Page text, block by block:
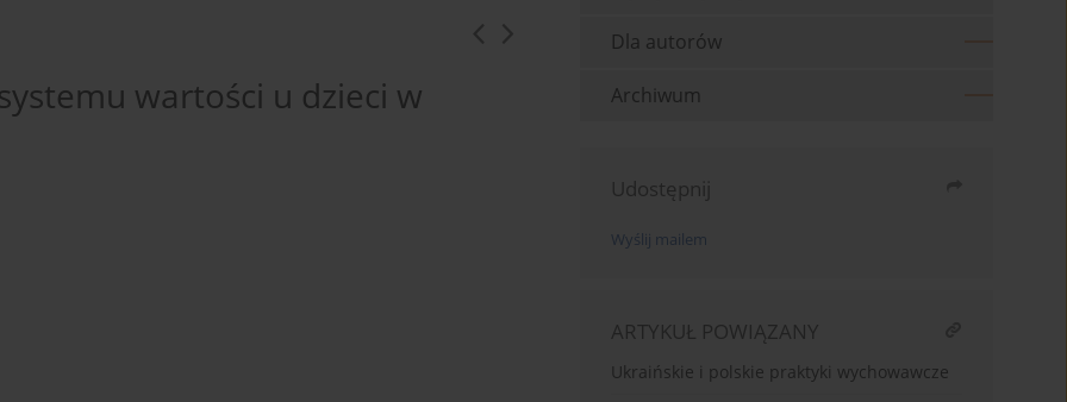
wartości u dzieci w
Dla autorów
Archiwum
Udostępnij
Wyślij mailem
ARTYKUŁ POWIĄZANY
Ukraińskie i polskie praktyki wychowawcze